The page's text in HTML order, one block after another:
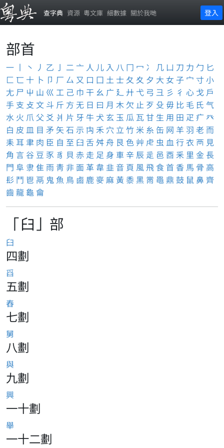
查字典 資源 粵文庫 細數據 關於我哋 登入
部首
一 丨 丶 丿 乙 亅 二 亠 人 儿 入 八 冂 冖 冫 几 凵 刀 力 勹 匕
匚 匸 十 卜 卩 厂 厶 又 口 囗 土 士 夂 夊 夕 大 女 子 宀 寸小
尢 尸 屮 山 巛 工 己 巾 干 幺 广 廴廾 弋 弓 彐 彡 彳 心 戈 戶
手 支 攴 文 斗 斤 方 无 日 曰 月 木欠 止 歹 殳 毋 比 毛 氏 气
水 火 爪 父 爻 爿 片 牙 牛 犬 玄 玉 瓜 瓦甘 生 用 田 疋 疒 癶
白 皮 皿 目 矛 矢 石 示 禸 禾 穴 立 竹米 糸 缶 网 羊 羽 老 而
耒 耳 聿 肉 臣 自 至 臼 舌舛舟 艮 色 艸 虍 虫 血行衣 襾 見
角 言 谷 豆 豕 豸 貝 赤 走 足 身 車 辛 辰 辵 邑 酉 釆 里 金 長
門 阜 隶 隹雨 靑 非 面 革 韋 韭 音 頁 風飛食首 香 馬 骨 高
髟 鬥 鬯 鬲 鬼 魚 鳥 鹵 鹿麥麻 黃 黍 黑 黹 黽鼎 鼓 鼠 鼻 齊
齒龍 龜 龠
「臼」部
臼
四劃
舀
五劃
舂
七劃
舅
八劃
與
九劃
興
一十劃
舉
一十二劃